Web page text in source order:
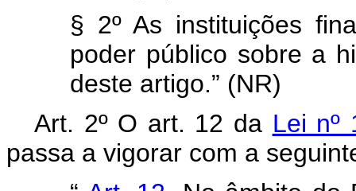
§ 2º As instituições
poder público sobre a
deste artigo.” (NR)
Art. 2º O art. 12 da Lei nº
passa a vigorar com a